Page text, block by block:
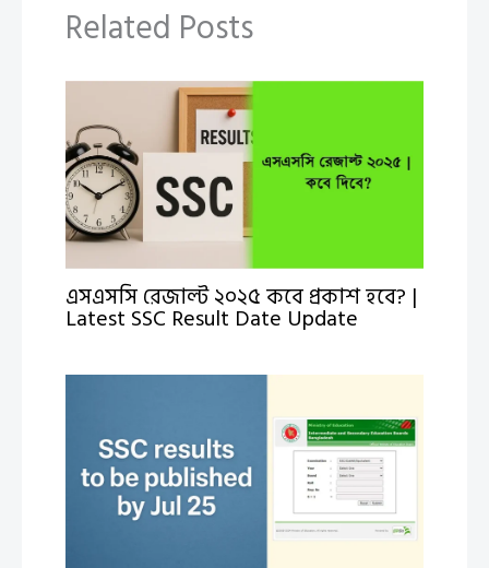
Related Posts
এসএসসি রেজাল্ট ২০২৫ কবে প্রকাশ হবে? |
Latest SSC Result Date Update